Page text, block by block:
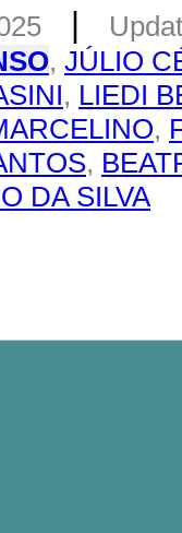
, JÚLIO
, LIEDI
,
,
DA SILVA